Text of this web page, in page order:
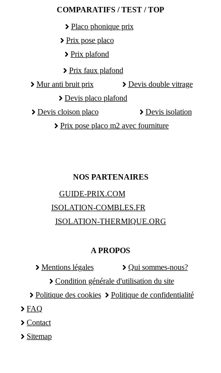
COMPARATIFS / TEST / TOP
Placo phonique prix
Prix pose placo
Prix plafond
Prix faux plafond
Mur anti bruit prix
Devis double vitrage
Devis placo plafond
Devis cloison placo
Devis isolation
Prix pose placo m2 avec fourniture
NOS PARTENAIRES
GUIDE-PRIX.COM
ISOLATION-COMBLES.FR
ISOLATION-THERMIQUE.ORG
A PROPOS
Mentions légales
Qui sommes-nous?
Condition générale d'utilisation du site
Politique des cookies
Politique de confidentialité
FAQ
Contact
Sitemap